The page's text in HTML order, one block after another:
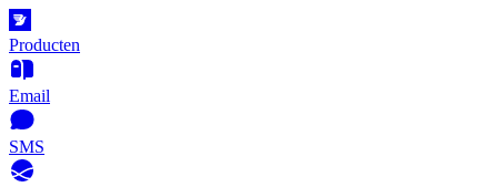
Producten
Email
SMS